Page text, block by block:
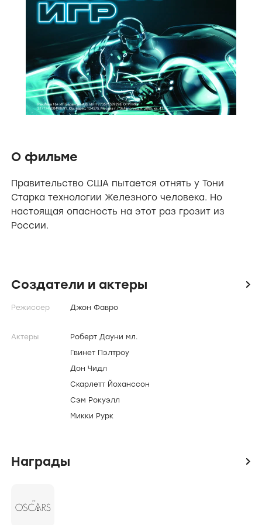
О фильме
Правительство США пытается отнять у Тони
Старка технологии Железного человека. Но
настоящая опасность на этот раз грозит из
России.
Создатели и актеры icon
Режиссер Джон Фавро
Актеры
Роберт Дауни мл.
Гвинет Пэлтроу
Дон Чидл
Скарлетт Йоханссон
Сэм Рокуэлл
Микки Рурк
Награды icon